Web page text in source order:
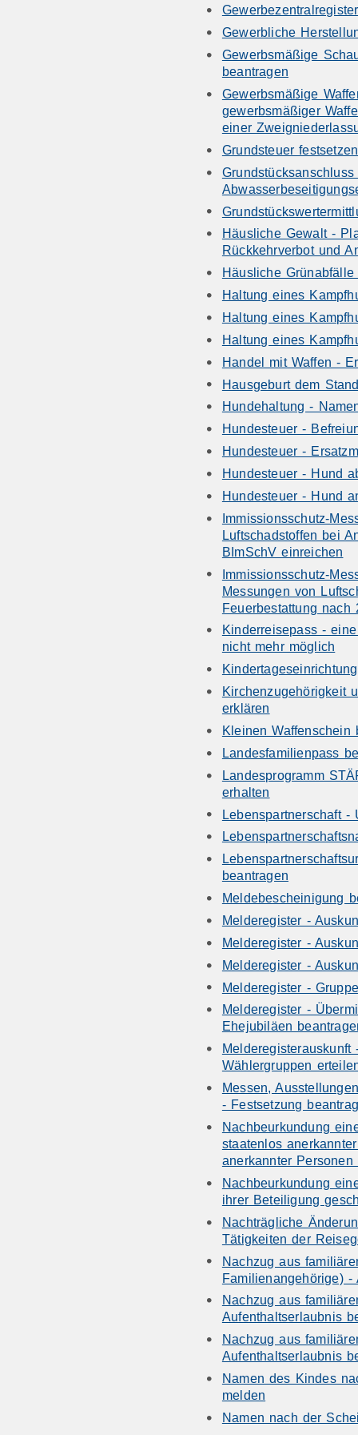
Gewerbliche
Gewerbsmäßige
beantragen
Gewerbsmäßige
gewerbsmäßiger
einer
Grundsteuer festsetzen
Häusliche Gewalt -
Rückkehrverbot und
Häusliche Grünabfälle
Haltung eines
Haltung eines
Haltung eines
Handel mit Waffen -
Hausgeburt dem
Hundehaltung -
Hundesteuer -
Hundesteuer -
Hundesteuer - Hund
Hundesteuer - Hund
Immissionsschutz-
Luftschadstoffen bei
BImSchV einreichen
Immissionsschutz-
Messungen von
Feuerbestattung
Kinderreisepass -
nicht mehr möglich
Kirchenzugehörigkeit
erklären
Kleinen Waffenschein
Landesfamilienpass
Landesprogramm
erhalten
Lebenspartnerschaft
beantragen
Meldebescheinigung
Melderegister -
Melderegister -
Melderegister -
Melderegister -
Melderegister -
Ehejubiläen
Wählergruppen
Messen,
- Festsetzung
Nachbeurkundung
staatenlos
anerkannter
Nachbeurkundung
ihrer Beteiligung
Nachträgliche
Tätigkeiten der
Nachzug aus
Familienangehörige) -
Nachzug aus
Aufenthaltserlaubnis
Nachzug aus
Aufenthaltserlaubnis
Namen des Kindes
melden
Namen nach der